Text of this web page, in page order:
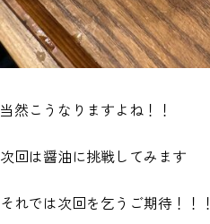
当然こうなりますよね！！
次回は醤油に挑戦してみます
それでは次回を乞うご期待！！！